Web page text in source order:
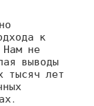
к
Нам не
выводы
тысяч лет